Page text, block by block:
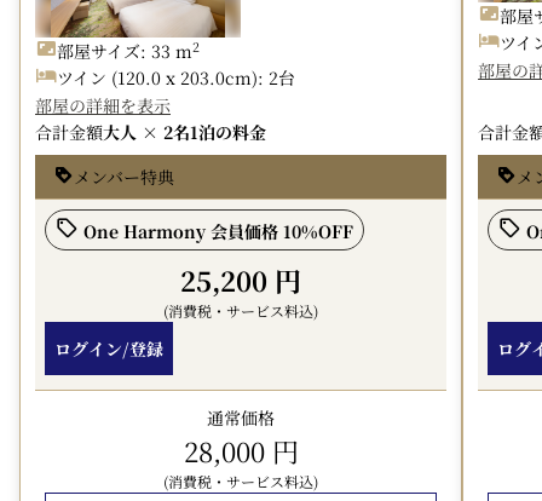
ます。
・チェックイン時にJMBカードをご提示ください。
・日本航空以外の航空会社のマイルは積算されません。
・ご利用日から2～3か月後にお客様のマイル口座に反映
されます。
・予約日や滞在の日程によって料金が変動します。
＜諸条件＞
・トリプル（３名様利用）は、ツイン＋エキストラベッド
の対応となります。
・ご到着時にクレジットカードのご提示、もしくは前受け
金をお預かりいたします。予めご了承ください。
■宿泊税（お1人様1泊につき別途課税）
熊本市条例により、2026年7月1日から1人1泊につき200円
の宿泊税が別途課税されます。
部屋サイズ: 33 m2
ツイン (120.0 x 203.0cm): 2台
部屋の詳細を表示
合計金額大人 × 2名1泊の料金
メンバー特典
One Harmony 会員価格 10%OFF
25,200 円
(消費税・サービス料込)
ログイン/登録
通常価格
28,000 円
(消費税・サービス料込)
部屋
ツイ
部屋の
合計金
メ
ログ